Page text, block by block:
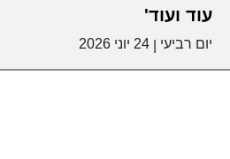
עוד ועוד'
יום רביעי 24 יוני 2026